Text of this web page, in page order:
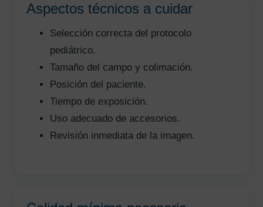
Aspectos técnicos a cuidar
Selección correcta del protocolo
pediátrico.
Tamaño del campo y colimación.
Posición del paciente.
Tiempo de exposición.
Uso adecuado de accesorios.
Revisión inmediata de la imagen.